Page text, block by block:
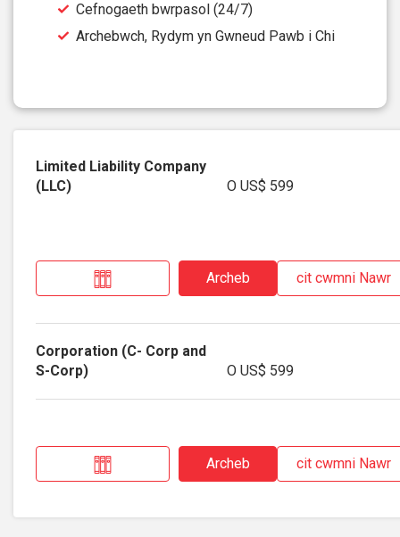
Cefnogaeth bwrpasol (24/7)
Archebwch, Rydym yn Gwneud Pawb i Chi
O US$ 599
Archeb cit cwmni Nawr
O US$ 599
Archeb cit cwmni Nawr